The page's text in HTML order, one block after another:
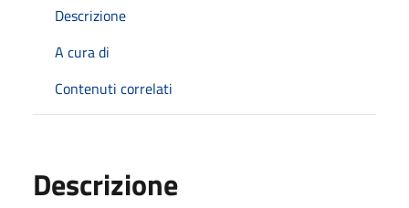
Descrizione
A cura di
Contenuti correlati
Descrizione